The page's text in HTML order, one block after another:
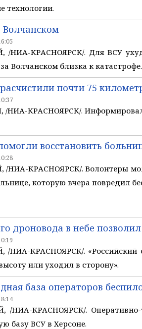
технологии.
Волчанском
КРАСНОЯРСК/. Для ВСУ
Волчанском близка к катастрофе.
почти 75
КРАСНОЯРСК/. Информировал
восстановить
КРАСНОЯРСК/. Волонтеры
которую вчера повредил
дроновода в небе
КРАСНОЯРСК/. «Российский
или уходил в сторону».
база операторов
НИА-КРАСНОЯРСК/. Оперативно-
базу ВСУ в Херсоне.